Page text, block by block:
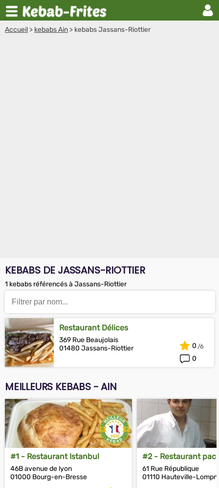
Accueil > kebabs Ain > kebabs Jassans-Riottier
KEBABS DE JASSANS-RIOTTIER
1 kebabs référencés à Jassans-Riottier
Restaurant Délices
369 Rue Beaujolais
01480 Jassans-Riottier
0
0
MEILLEURS KEBABS - AIN
#1 - Restaurant Istanbul
46B avenue de lyon
01000 Bourg-en-Bresse
#2 - Restaurant
61 Rue République
01110 Hauteville-